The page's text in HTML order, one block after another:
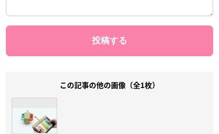
この記事の他の画像（全1枚）